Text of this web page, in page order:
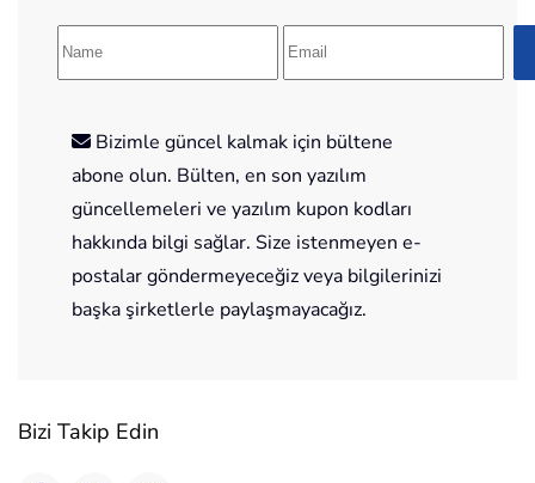
Bizimle güncel kalmak için bültene
abone olun. Bülten, en son yazılım
güncellemeleri ve yazılım kupon kodları
hakkında bilgi sağlar. Size istenmeyen e-
postalar göndermeyeceğiz veya bilgilerinizi
başka şirketlerle paylaşmayacağız.
Bizi Takip Edin